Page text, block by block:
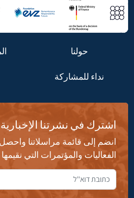
حولنا
نداء للمشاركة
اشترك في نشرتنا الإخبارية
انضم إلى قائمة مراسلاتنا
الفعاليات والمؤتمرات التي نقيمها